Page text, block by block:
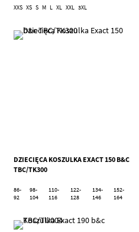
XXS XS S M L XL XXL 3XL
DZIECIĘCA KOSZULKA EXACT 150 B&C
TBC/TK300
86-
92
98-
104
110-
116
122-
128
134-
146
152-
164